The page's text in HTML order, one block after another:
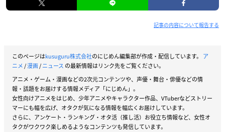
記事の内容について報告する
このページはkusuguru株式会社のにじめん編集部が作成・配信しています。 ア
ニメ/漫画/ニュース の最新情報はリンク先をご覧ください。
アニメ・ゲーム・漫画などの2次元コンテンツや、声優・舞台・俳優などの情
報・話題をお届けする情報メディア「にじめん」。
女性向けアニメをはじめ、少年アニメやキャラクター作品、VTuberなどストリー
マーにも幅を広げ、オタクが気になる情報を幅広くお届けしています。
さらに、アンケート・ランキング・オタ活（推し活）お役立ち情報など、女性オ
タクがワクワク楽しめるようなコンテンツも発信しています。